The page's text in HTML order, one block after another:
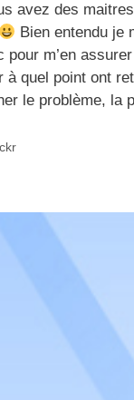
avez des
Bien entendu je
m’en
quel point ont
le problème,